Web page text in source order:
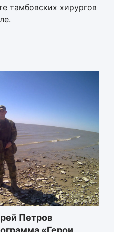
тамбовских хирургов
Петров